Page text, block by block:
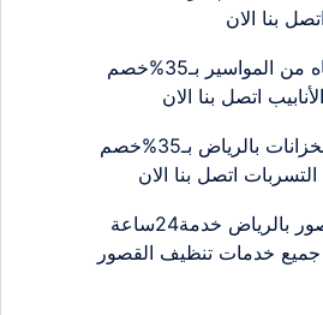
بنا الان
علاج تسرب المياه من المواسير بـ35%خصم
اتصل بنا الان
كشف تسربات الخزانات بالرياض بـ35%خصم
اتصل بنا الان
شركة تنظيف قصور بالرياض خدمة24ساعة
جميع خدمات تنظيف القصور